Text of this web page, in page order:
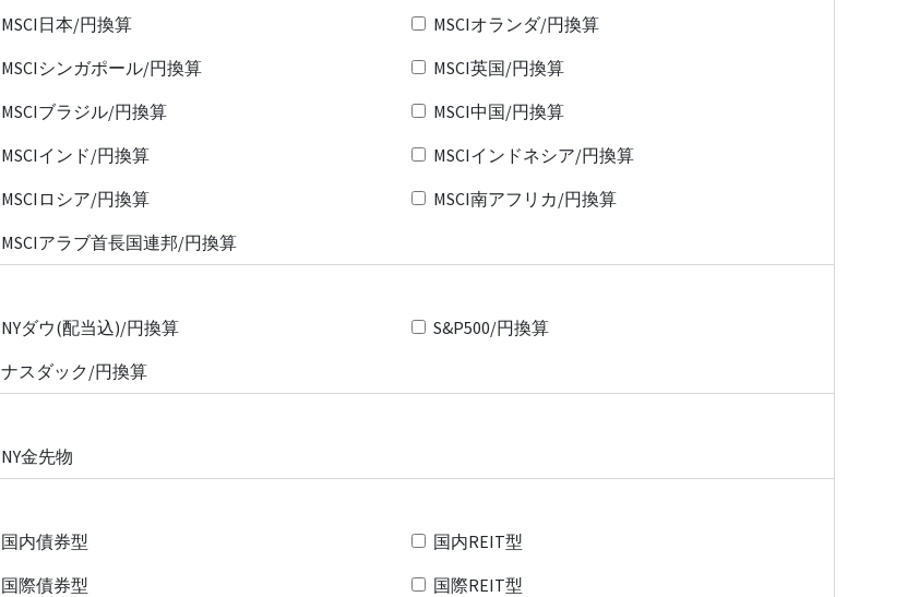
MSCI日本/円換算
MSCIオランダ/円換算
MSCIシンガポール/円換算
MSCI英国/円換算
MSCIブラジル/円換算
MSCI中国/円換算
MSCIインド/円換算
MSCIインドネシア/円換算
MSCIロシア/円換算
MSCI南アフリカ/円換算
MSCIアラブ首長国連邦/円換算
NYダウ(配当込)/円換算
S&P500/円換算
ナスダック/円換算
NY金先物
国内債券型
国内REIT型
国際債券型
国際REIT型